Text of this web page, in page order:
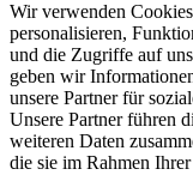
Wir verwenden
personalisieren,
und die Zugriffe auf
geben wir
unsere Partner für
Unsere Partner führen
weiteren Daten
die sie im Rahmen